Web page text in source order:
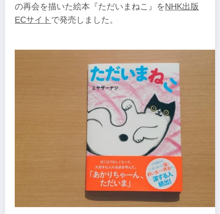
の再会を描いた絵本『ただいまねこ』をNHK出版
ECサイト で発売しました。